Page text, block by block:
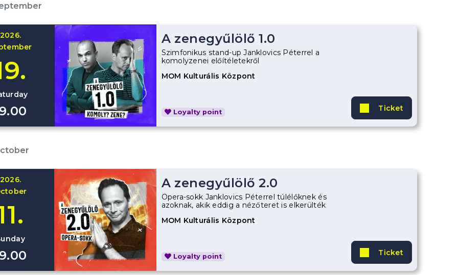
2026.
A zenegyűlölő 1.0
Szimfonikus stand-up Janklovics Péterrel a
komolyzenei előítéletekről
MOM Kulturális Központ
Loyalty point Ticket
2026.
A zenegyűlölő 2.0
Opera-sokk Janklovics Péterrel túlélőknek és
azoknak, akik eddig a nézőteret is elkerülték
MOM Kulturális Központ
Loyalty point Ticket